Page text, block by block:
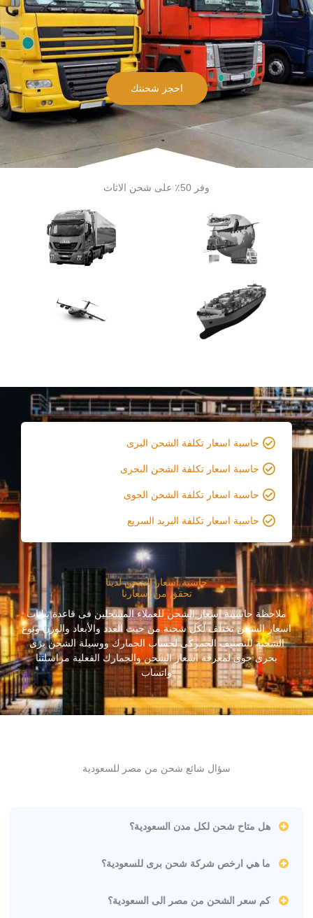
احجز شحنتك
وفر 50٪ على شحن الاثاث
حاسبة اسعار تكلفة الشحن البرى
حاسبة اسعار تكلفة الشحن البحرى
حاسبة اسعار تكلفة الشحن الجوى
حاسبة اسعار تكلفة البريد السريع
حاسبة اسعار الشحن لدينا
تحقق من أسعارنا
ملاحظة حاسبىة اسعار الشحن للعملاء المسجلين فى قاعدة بيانات
اسعار الشحن تختلف لكل شحنة من حيث العدد والأبعاد والوزن ونوع
الشحنة للتصنيف الجمركى لحساب الجمارك ووسيلة الشحن برى
بحرى جوى لمعرفة اسعار الشحن والجمارك الفعلية مراسلتنا
واتساب
سؤال شائع شحن من مصر للسعودية
هل متاح شحن لكل مدن السعودية؟
ما هي ارخص شركة شحن برى للسعودية؟
كم سعر الشحن من مصر الى السعودية؟